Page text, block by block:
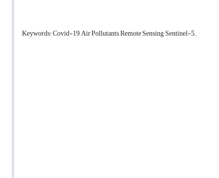
Keywords: Covid-19, Air Pollutants, Remote Sensing, Sentinel-5.